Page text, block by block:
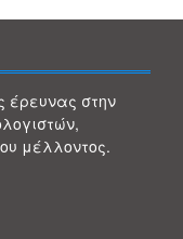
έρευνας στην
μέλλοντος.